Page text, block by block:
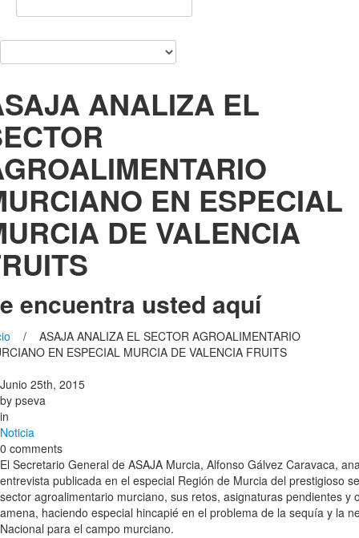
ANALIZA EL
EN ESPECIAL
DE VALENCIA
encuentra usted aquí
/ ASAJA ANALIZA EL SECTOR AGROALIMENTARIO
EN ESPECIAL MURCIA DE VALENCIA FRUITS
Junio 25th, 2015
by pseva
in
Noticia
0 comments
El Secretario General de ASAJA Murcia, Alfonso Gálvez Caravaca,
entrevista publicada en el especial Región de Murcia del prestigioso
sector agroalimentario murciano, sus retos, asignaturas pendientes y
amena, haciendo especial hincapié en el problema de la sequía y la
Nacional para el campo murciano.